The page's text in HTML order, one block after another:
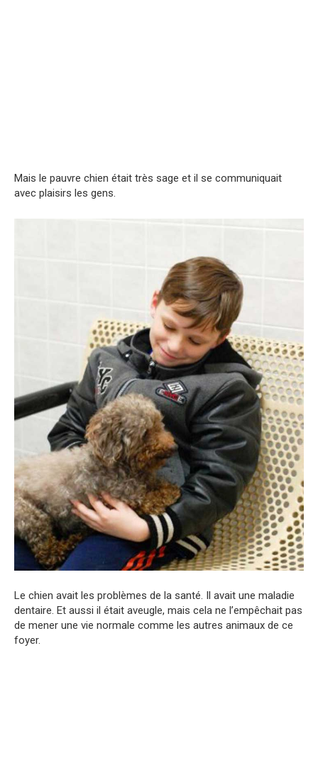
Mais le pauvre chien était très sage et il se communiquait
avec plaisirs les gens.
Le chien avait les problèmes de la santé. Il avait une maladie
dentaire. Et aussi il était aveugle, mais cela ne l’empêchait pas
de mener une vie normale comme les autres animaux de ce
foyer.